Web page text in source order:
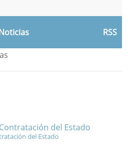
RSS
del Estado
del Estado